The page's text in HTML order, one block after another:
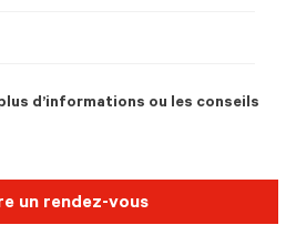
d’informations ou les conseils
un rendez-vous